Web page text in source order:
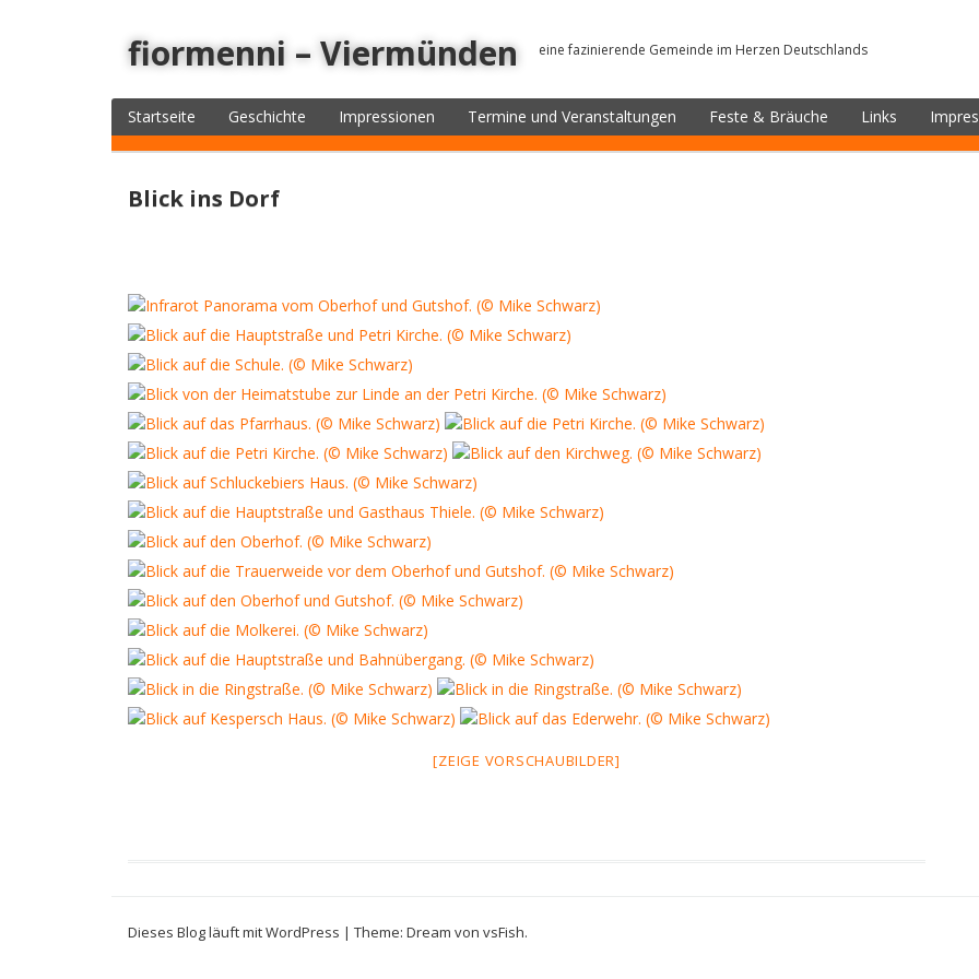
fiormenni – Viermünden eine fazinierende Gemeinde im Herzen Deutschlands
Startseite Geschichte Impressionen Termine und Veranstaltungen Feste & Bräuche Links
Blick ins Dorf
[ZEIGE VORSCHAUBILDER]
Dieses Blog läuft mit WordPress | Theme: Dream von vsFish.